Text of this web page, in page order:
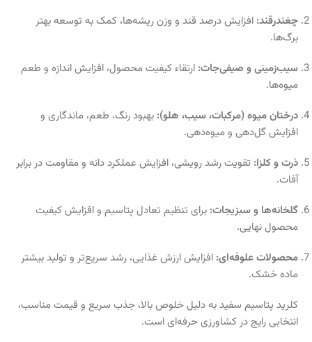
چغندرقند: افزایش درصد قند و وزن ریشه‌ها، کمک به توسعه بهتر
برگ‌ها.
سیب‌زمینی و صیفی‌جات: ارتقاء کیفیت محصول، افزایش اندازه و طعم
میوه‌ها.
درختان میوه (مرکبات، سیب، هلو): بهبود رنگ، طعم، ماندگاری و
افزایش گل‌دهی و میوه‌دهی.
ذرت و کلزا: تقویت رشد رویشی، افزایش عملکرد دانه و مقاومت در برابر
آفات.
گلخانه‌ها و سبزیجات: برای تنظیم تعادل پتاسیم و افزایش کیفیت
محصول نهایی.
محصولات علوفه‌ای: افزایش ارزش غذایی، رشد سریع‌تر و تولید بیشتر
ماده خشک.
کلرید پتاسیم سفید به دلیل خلوص بالا، جذب سریع و قیمت مناسب،
انتخابی رایج در کشاورزی حرفه‌ای است.